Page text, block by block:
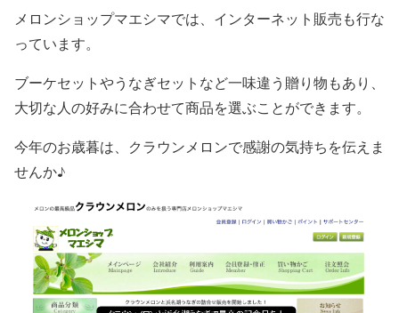
メロンショップマエシマでは、インターネット販売も行な
っています。
ブーケセットやうなぎセットなど一味違う贈り物もあり、
大切な人の好みに合わせて商品を選ぶことができます。
今年のお歳暮は、クラウンメロンで感謝の気持ちを伝えま
せんか♪